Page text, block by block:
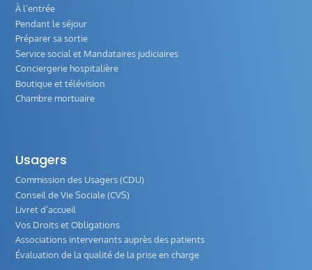
À l’entrée
Pendant le séjour
Préparer sa sortie
Service social et Mandataires judiciaires
Conciergerie hospitalière
Boutique et télévision
Chambre mortuaire
Usagers
Commission des Usagers (CDU)
Conseil de Vie Sociale (CVS)
Livret d’accueil
Vos Droits et Obligations
Associations intervenants auprès des patients
Évaluation de la qualité de la prise en charge